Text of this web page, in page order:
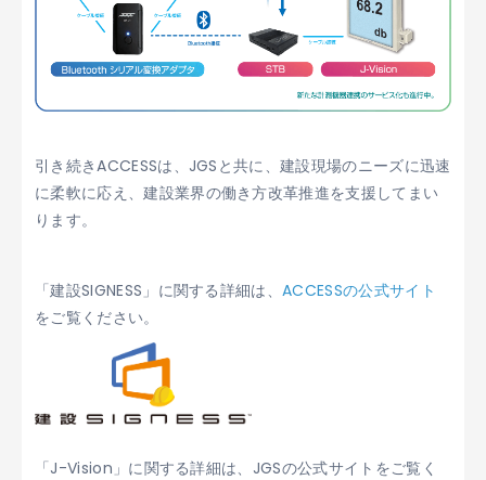
引き続きACCESSは、JGSと共に、建設現場のニーズに迅速
に柔軟に応え、建設業界の働き方改革推進を支援してまい
ります。
「建設SIGNESS」に関する詳細は、ACCESSの公式サイト
をご覧ください。
「J-Vision」に関する詳細は、 JGSの公式サイト をご覧く